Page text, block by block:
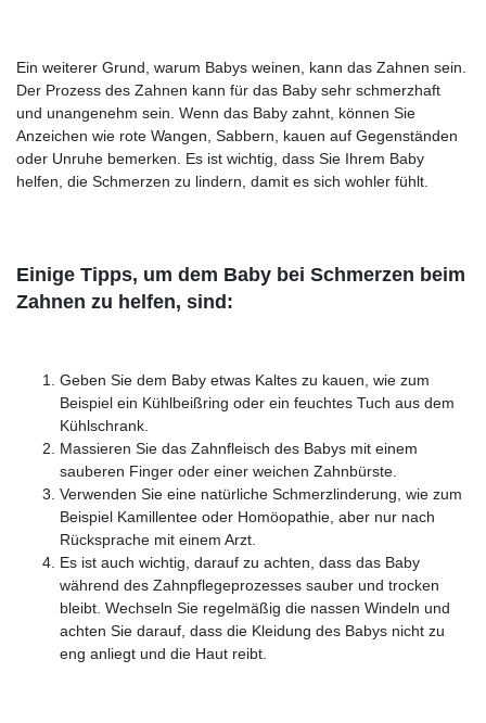
Ein weiterer Grund, warum Babys weinen, kann das Zahnen sein.
Der Prozess des Zahnen kann für das Baby sehr schmerzhaft
und unangenehm sein. Wenn das Baby zahnt, können Sie
Anzeichen wie rote Wangen, Sabbern, kauen auf Gegenständen
oder Unruhe bemerken. Es ist wichtig, dass Sie Ihrem Baby
helfen, die Schmerzen zu lindern, damit es sich wohler fühlt.
Einige Tipps, um dem Baby bei Schmerzen beim
Zahnen zu helfen, sind:
Geben Sie dem Baby etwas Kaltes zu kauen, wie zum
Beispiel ein Kühlbeißring oder ein feuchtes Tuch aus dem
Kühlschrank.
Massieren Sie das Zahnfleisch des Babys mit einem
sauberen Finger oder einer weichen Zahnbürste.
Verwenden Sie eine natürliche Schmerzlinderung, wie zum
Beispiel Kamillentee oder Homöopathie, aber nur nach
Rücksprache mit einem Arzt.
Es ist auch wichtig, darauf zu achten, dass das Baby
während des Zahnpflegeprozesses sauber und trocken
bleibt. Wechseln Sie regelmäßig die nassen Windeln und
achten Sie darauf, dass die Kleidung des Babys nicht zu
eng anliegt und die Haut reibt.